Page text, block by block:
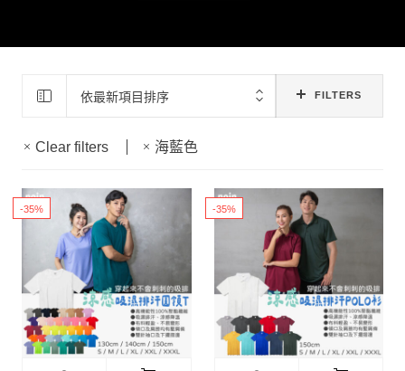
短袖T 348
純色素T(短袖)
依最新項目排序 FILTERS
Clear filters 海藍色
-35% -35%